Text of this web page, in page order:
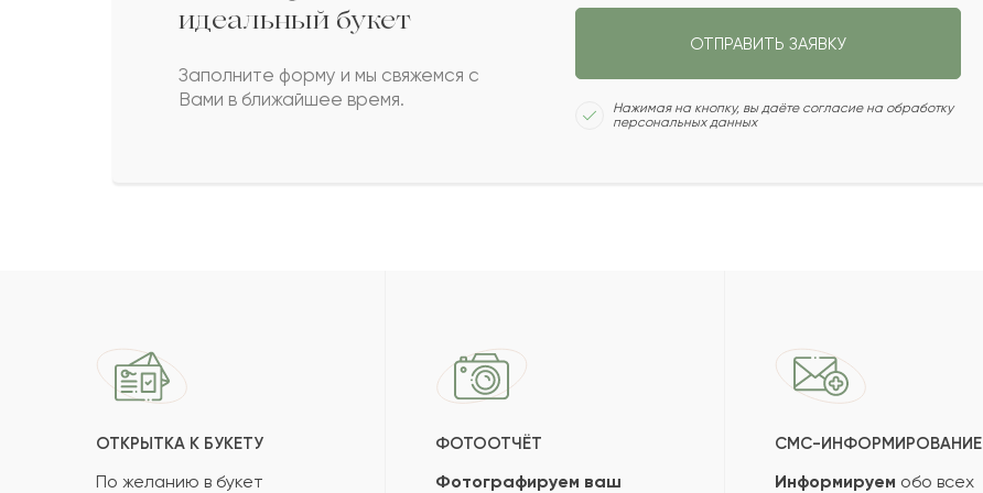
Сколько будет:
идеальный букет
Заполните форму и мы свяжемся с
Вами в ближайшее время.
ОТПРАВИТЬ ЗАЯВКУ
Нажимая на кнопку, вы даёте согласие на обработку
персональных данных
ОТКРЫТКА К БУКЕТУ
По желанию в букет
ФОТООТЧЁТ
Фотографируем ваш
СМС-ИНФОРМИРОВАНИЕ
Информируем обо всех